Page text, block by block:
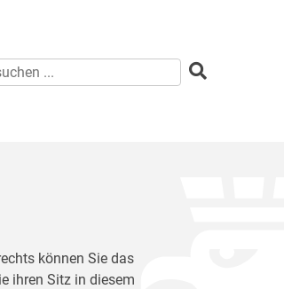
können Sie das
ihren Sitz in diesem